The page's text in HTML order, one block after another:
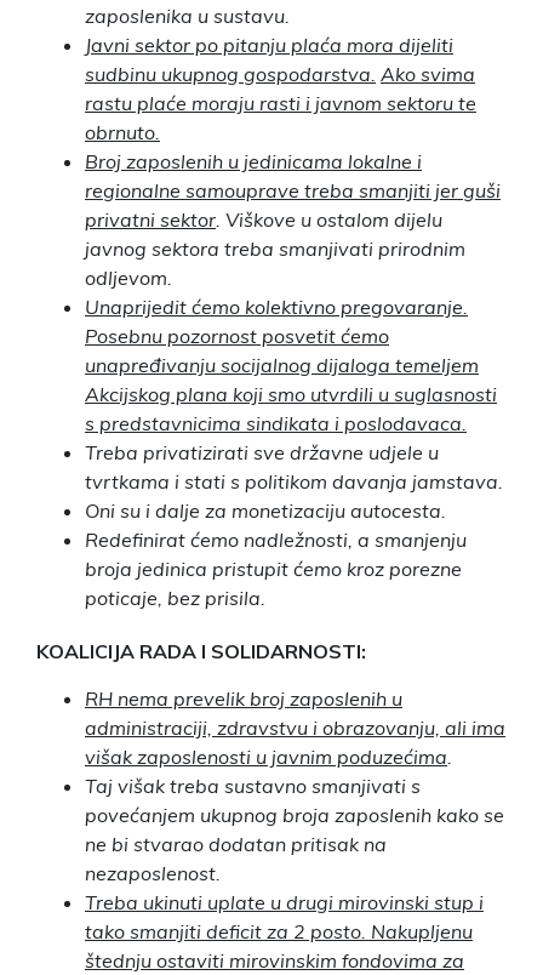
zaposlenika u sustavu.
Javni sektor po pitanju plaća mora dijeliti
sudbinu ukupnog gospodarstva. Ako svima
rastu plaće moraju rasti i javnom sektoru te
obrnuto.
Broj zaposlenih u jedinicama lokalne i
regionalne samouprave treba smanjiti jer guši
privatni sektor . Viškove u ostalom dijelu
javnog sektora treba smanjivati prirodnim
odljevom.
Unaprijedit ćemo kolektivno pregovaranje.
Posebnu pozornost posvetit ćemo
unapređivanju socijalnog dijaloga temeljem
Akcijskog plana koji smo utvrdili u suglasnosti
s predstavnicima sindikata i poslodavaca.
Treba privatizirati sve državne udjele u
tvrtkama i stati s politikom davanja jamstava.
Oni su i dalje za monetizaciju autocesta.
Redefinirat ćemo nadležnosti, a smanjenju
broja jedinica pristupit ćemo kroz porezne
poticaje, bez prisila.
KOALICIJA RADA I SOLIDARNOSTI:
RH nema prevelik broj zaposlenih u
administraciji, zdravstvu i obrazovanju, ali ima
višak zaposlenosti u javnim poduzećima
Taj višak treba sustavno smanjivati s
povećanjem ukupnog broja zaposlenih kako se
ne bi stvarao dodatan pritisak na
nezaposlenost.
Treba ukinuti uplate u drugi mirovinski stup i
tako smanjiti deficit za 2 posto. Nakupljenu
štednju ostaviti mirovinskim fondovima za